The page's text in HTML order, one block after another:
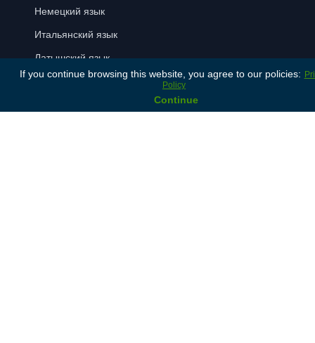
Немецкий язык
Итальянский язык
Латышский язык
Русский язык
If you continue browsing this website, you agree to our policies:
Policy
Continue